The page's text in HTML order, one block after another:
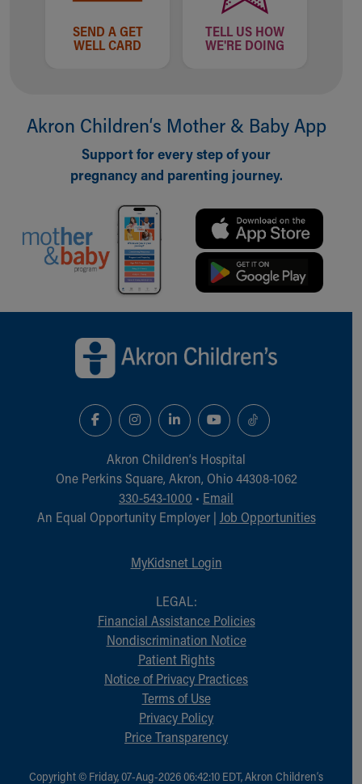
SEND A GET
WELL CARD
TELL US HOW
WE'RE DOING
Akron Children‘s Mother & Baby App
Support for every step of your
pregnancy and parenting journey.
Akron Children‘s Hospital
One Perkins Square, Akron, Ohio 44308-1062
330-543-1000 • Email
An Equal Opportunity Employer | Job Opportunities
MyKidsnet Login
LEGAL:
Financial Assistance Policies
Nondiscrimination Notice
Patient Rights
Notice of Privacy Practices
Terms of Use
Privacy Policy
Price Transparency
Copyright © Friday, 07-Aug-2026 06:42:10 EDT, Akron Children‘s